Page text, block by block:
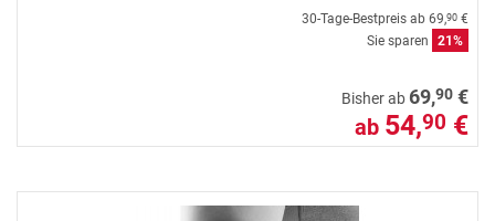
30-Tage-Bestpreis ab 69,90 €
Sie sparen
21%
Bisher ab 69,90 €
ab 54,90 €